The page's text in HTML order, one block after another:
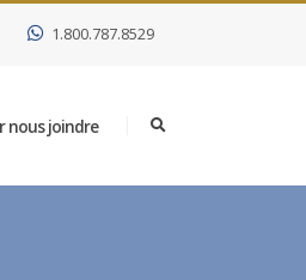
1.800.787.8529
nous joindre